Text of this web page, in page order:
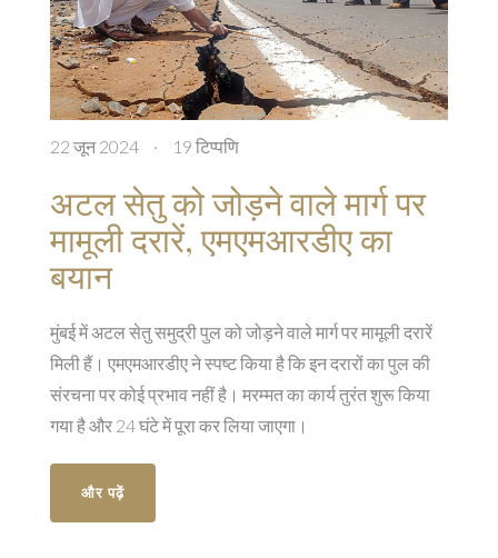
22 जून 2024 · 19 टिप्पणि
अटल सेतु को जोड़ने वाले मार्ग पर
मामूली दरारें, एमएमआरडीए का
बयान
मुंबई में अटल सेतु समुद्री पुल को जोड़ने वाले मार्ग पर मामूली दरारें
मिली हैं। एमएमआरडीए ने स्पष्ट किया है कि इन दरारों का पुल की
संरचना पर कोई प्रभाव नहीं है। मरम्मत का कार्य तुरंत शुरू किया
गया है और 24 घंटे में पूरा कर लिया जाएगा।
और पढ़ें